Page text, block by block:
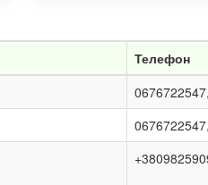
Телефон
0676722547,